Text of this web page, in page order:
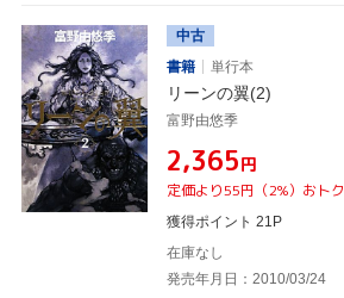
中古
書籍
単行本
リーンの翼(2)
富野由悠季
¥2,365円
定価より55円（2%）おトク
獲得ポイント 21P
在庫なし
発売年月日：2010/03/24